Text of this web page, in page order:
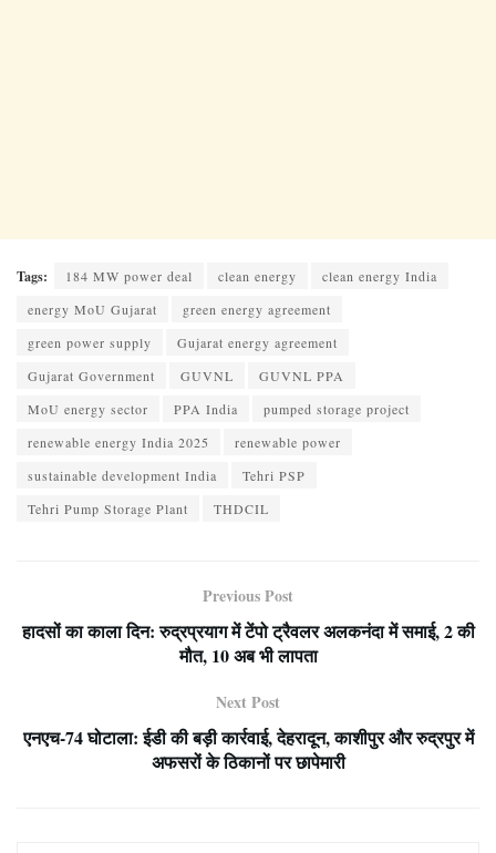
Tags: 184 MW power deal clean energy
clean energy India
energy MoU Gujarat
green energy agreement
green power supply
Gujarat energy agreement
Gujarat Government
GUVNL
GUVNL PPA
MoU energy sector
PPA India
pumped storage project
renewable energy India 2025
renewable power
sustainable development India
Tehri PSP
Tehri Pump Storage Plant
THDCIL
Previous Post
हादसों का काला दिन: रुद्रप्रयाग में टेंपो ट्रैवलर अलकनंदा में समाई, 2 की
मौत, 10 अब भी लापता
Next Post
एनएच-74 घोटाला: ईडी की बड़ी कार्रवाई, देहरादून, काशीपुर और रुद्रपुर में
अफसरों के ठिकानों पर छापेमारी